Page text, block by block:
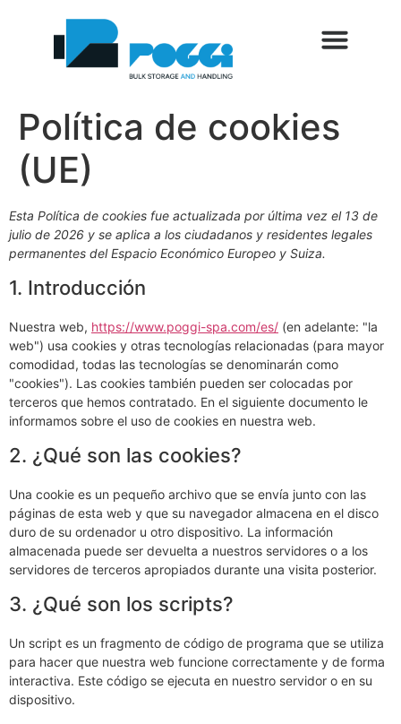
Política de cookies
(UE)
Esta Política de cookies fue actualizada por última vez el 13 de
julio de 2026 y se aplica a los ciudadanos y residentes legales
permanentes del Espacio Económico Europeo y Suiza.
1. Introducción
Nuestra web, https://www.poggi-spa.com/es/ (en adelante: "la
web") usa cookies y otras tecnologías relacionadas (para mayor
comodidad, todas las tecnologías se denominarán como
"cookies"). Las cookies también pueden ser colocadas por
terceros que hemos contratado. En el siguiente documento le
informamos sobre el uso de cookies en nuestra web.
2. ¿Qué son las cookies?
Una cookie es un pequeño archivo que se envía junto con las
páginas de esta web y que su navegador almacena en el disco
duro de su ordenador u otro dispositivo. La información
almacenada puede ser devuelta a nuestros servidores o a los
servidores de terceros apropiados durante una visita posterior.
3. ¿Qué son los scripts?
Un script es un fragmento de código de programa que se utiliza
para hacer que nuestra web funcione correctamente y de forma
interactiva. Este código se ejecuta en nuestro servidor o en su
dispositivo.